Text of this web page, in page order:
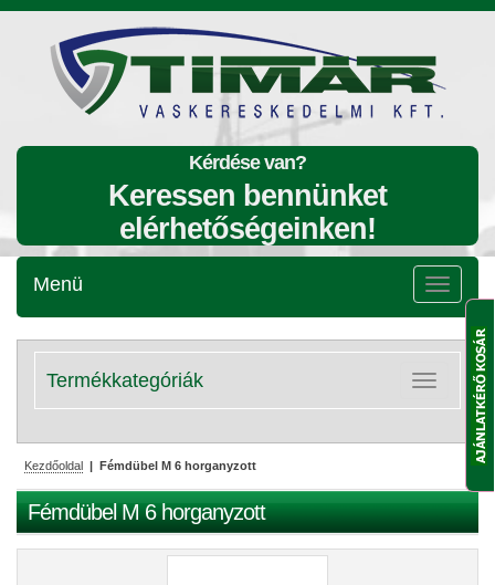
Kérdése van?
Keressen bennünket
elérhetőségeinken!
Menü
Menü
Kategóriák
lenyitása
Termékkategóriák
Kezdőoldal | Fémdübel M 6 horganyzott
Fémdübel M 6 horganyzott